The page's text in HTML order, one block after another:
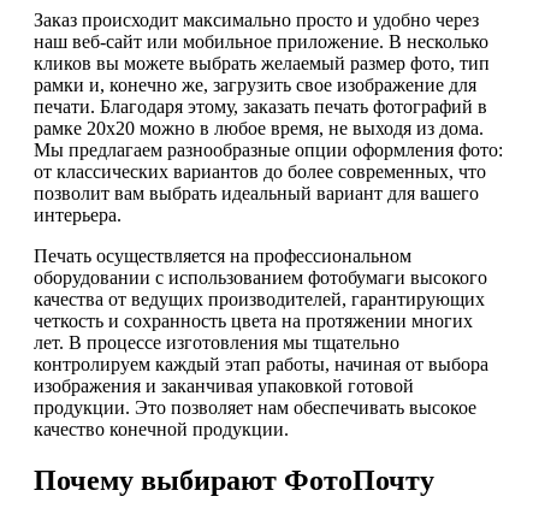
Заказ происходит максимально просто и удобно через
наш веб-сайт или мобильное приложение. В несколько
кликов вы можете выбрать желаемый размер фото, тип
рамки и, конечно же, загрузить свое изображение для
печати. Благодаря этому, заказать печать фотографий в
рамке 20х20 можно в любое время, не выходя из дома.
Мы предлагаем разнообразные опции оформления фото:
от классических вариантов до более современных, что
позволит вам выбрать идеальный вариант для вашего
интерьера.
Печать осуществляется на профессиональном
оборудовании с использованием фотобумаги высокого
качества от ведущих производителей, гарантирующих
четкость и сохранность цвета на протяжении многих
лет. В процессе изготовления мы тщательно
контролируем каждый этап работы, начиная от выбора
изображения и заканчивая упаковкой готовой
продукции. Это позволяет нам обеспечивать высокое
качество конечной продукции.
Почему выбирают ФотоПочту